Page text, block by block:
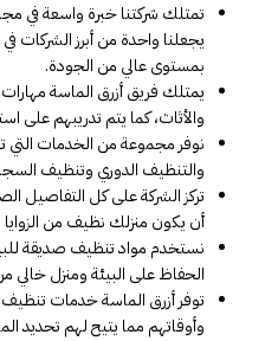
تمتلك شركتنا خبرة واسعة في
يجعلنا واحدة من أبرز الشركات
بمستوى عالي من الجودة.
يمتلك فريق أزرق الماسة
والأثاث، كما يتم تدريبهم على
نوفر مجموعة من الخدمات التي
والتنظيف الدوري وتنظيف
تركز الشركة على كل التفاصيل
أن يكون منزلك نظيف من
نستخدم مواد تنظيف صديقة
الحفاظ على البيئة ومنزل خالي
توفر أزرق الماسة خدمات
وأوقاتهم مما يتيح لهم تحديد